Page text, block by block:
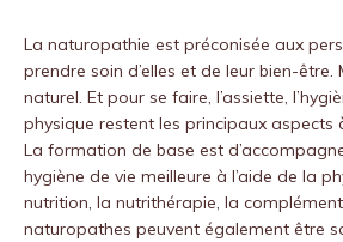
La naturopathie est préconisée aux
prendre soin d’elles et de leur bien-être.
naturel. Et pour se faire, l’assiette,
physique restent les principaux aspects
La formation de base est
hygiène de vie meilleure à l’aide de la
nutrition, la nutrithérapie, la
naturopathes peuvent également être